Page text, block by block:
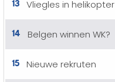
Vliegles in helikopter
14 Belgen winnen WK?
15 Nieuwe rekruten